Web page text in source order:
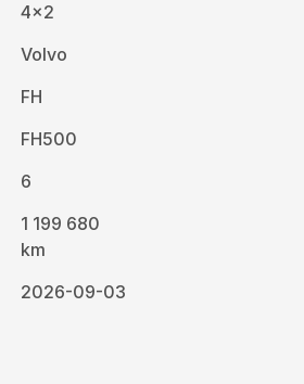
4x2
Volvo
FH
FH500
6
1 199 680
km
2026-09-03